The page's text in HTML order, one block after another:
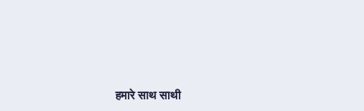
हमारे साथ साथी